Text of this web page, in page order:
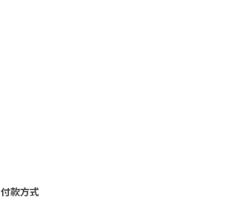
付款方式